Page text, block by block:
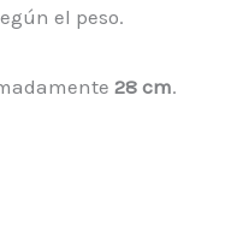
el peso.
28 cm.